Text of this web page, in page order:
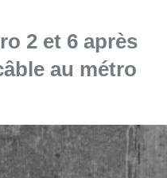
2 et 6 après
au métro